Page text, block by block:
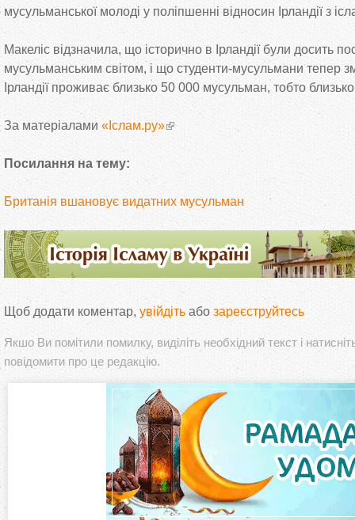
мусульманської молоді у поліпшенні відносин Ірландії з
Макеліс відзначила, що історично в Ірландії були досить
мусульманським світом, і що студенти-мусульмани тепер
Ірландії проживає близько 50 000 мусульман, тобто
За матеріалами «Іслам.ру»
Посилання на тему:
Британія вшановує видатних мусульман
Щоб додати коментар, увійдіть або зареєструйтесь
Якшо Ви помітили помилку, виділіть необхідний текст і
повідомити про це редакцію.